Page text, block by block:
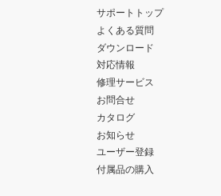
サポートトップ
よくある質問
ダウンロード
対応情報
修理サービス
お問合せ
カタログ
お知らせ
ユーザー登録
付属品の購入